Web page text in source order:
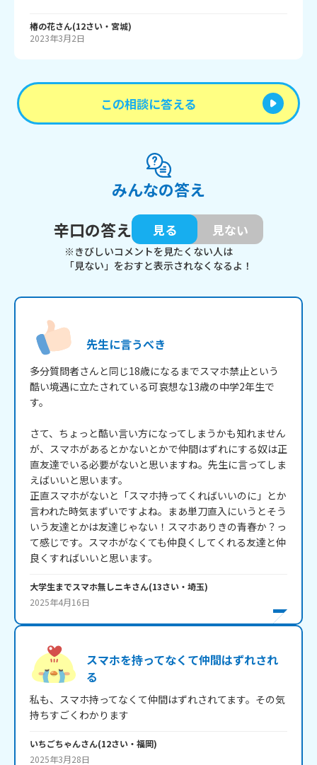
椿の花さん(12さい・ 宮城)
2023年3月2日
この相談に答える
みんなの答え
辛口の答え
見る 見ない
※きびしいコメントを見たくない人は
「見ない」をおすと表示されなくなるよ！
先生に言うべき
多分質問者さんと同じ18歳になるまでスマホ禁止という
酷い境遇に立たされている可哀想な13歳の中学2年生で
す。
さて、ちょっと酷い言い方になってしまうかも知れません
が、スマホがあるとかないとかで仲間はずれにする奴は正
直友達でいる必要がないと思いますね。先生に言ってしま
えばいいと思います。
正直スマホがないと「スマホ持ってくればいいのに」とか
言われた時気まずいですよね。まあ単刀直入にいうとそう
いう友達とかは友達じゃない！スマホありきの青春か？っ
て感じです。スマホがなくても仲良くしてくれる友達と仲
良くすればいいと思います。
大学生までスマホ無しニキさん(13さい・ 埼玉)
2025年4月16日
スマホを持ってなくて仲間はずれされ
る
私も、スマホ持ってなくて仲間はずれされてます。その気
持ちすごくわかります
いちごちゃんさん(12さい・ 福岡)
2025年3月28日